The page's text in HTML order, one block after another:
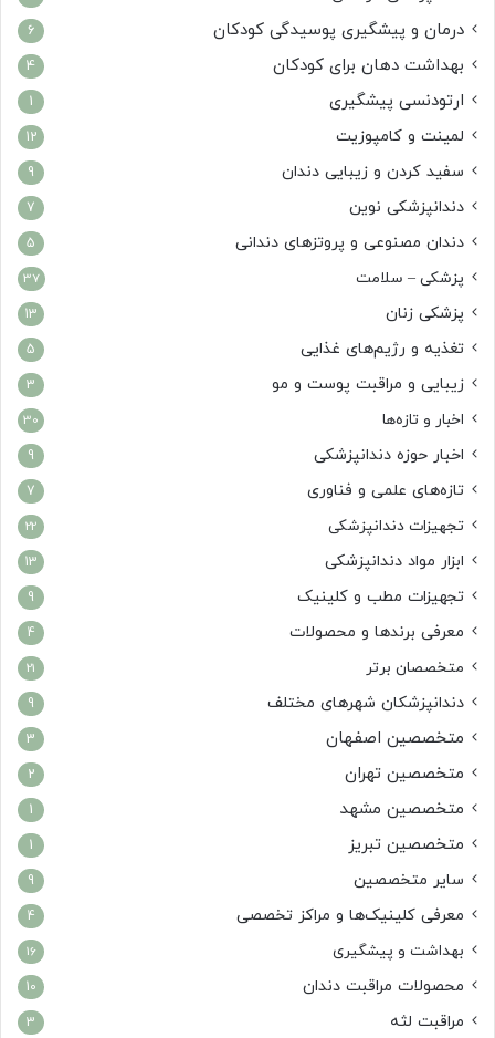
درمان و پیشگیری پوسیدگی کودکان 6
بهداشت دهان برای کودکان 4
ارتودنسی پیشگیری 1
لمینت و کامپوزیت 12
سفید کردن و زیبایی دندان 9
دندانپزشکی نوین 7
دندان مصنوعی و پروتزهای دندانی 5
پزشکی – سلامت 37
پزشکی زنان 13
تغذیه و رژیم‌های غذایی 5
زیبایی و مراقبت پوست و مو 3
اخبار و تازه‌ها 30
اخبار حوزه دندانپزشکی 9
تازه‌های علمی و فناوری 7
تجهیزات دندانپزشکی 22
ابزار مواد دندانپزشکی 13
تجهیزات مطب و کلینیک 9
معرفی برندها و محصولات 4
متخصصان برتر 21
دندانپزشکان شهرهای مختلف 9
متخصصین اصفهان 3
متخصصین تهران 2
متخصصین مشهد 1
متخصصین تبریز 1
سایر متخصصین 9
معرفی کلینیک‌ها و مراکز تخصصی 4
بهداشت و پیشگیری 16
محصولات مراقبت دندان 10
مراقبت لثه 3